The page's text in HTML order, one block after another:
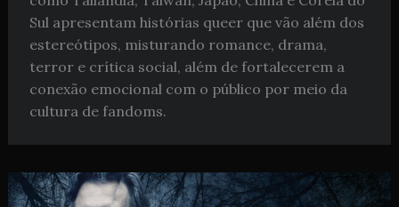
Sul apresentam histórias queer que vão além dos
estereótipos, misturando romance, drama,
terror e crítica social, além de fortalecerem a
conexão emocional com o público por meio da
cultura de fandoms.